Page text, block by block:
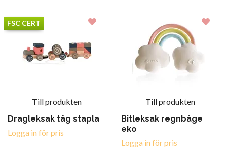
FSC CERT
Till produkten
Dragleksak tåg stapla
Logga in för pris
Till produkten
Bitleksak regnbåge
eko
Logga in för pris